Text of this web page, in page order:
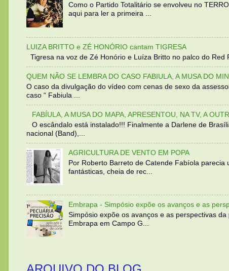
Como o Partido Totalitário se envolveu no
aqui para ler a primeira ...
LUIZA BRITTO e ZÉ HONÓRIO cantam TIGRESA
Tigresa na voz de Zé Honório e Luíza Britto no palco do Red
QUEM NÃO SE LEMBRA DO CASO FABIULA, A MUSA DO
O caso da divulgação do vídeo com cenas de sexo da
caso “ Fabiula ...
FABÍULA, A MUSA DO MAPA, APRESENTOU, NA TV, A
O escândalo está instalado!!! Finalmente a Darlene de
nacional (Band),...
AGRICULTURA DE VENTO EM POPA
Por Roberto Barreto de Catende Fabíola
fantásticas, cheia de rec...
Embrapa - Simpósio expõe os avanços e as
Simpósio expõe os avanços e as perspectivas
Embrapa em Campo G...